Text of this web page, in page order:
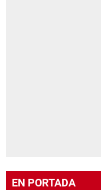
EN PORTADA